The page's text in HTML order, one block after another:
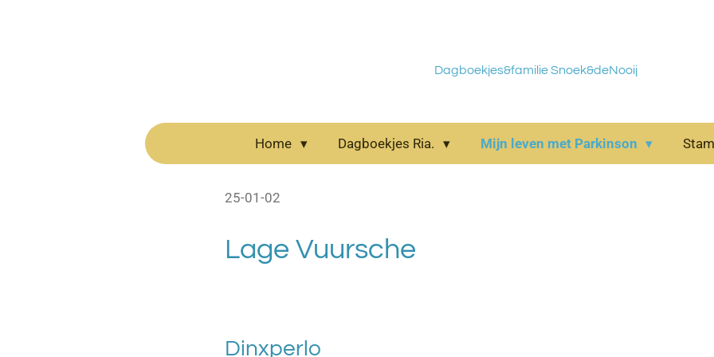
Dagboekjes&familie Snoek&deNooij
Home Dagboekjes Ria. Mijn leven met Parkinson
25-01-02
Lage Vuursche
Dinxperlo